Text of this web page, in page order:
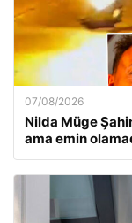
07/08/2026
Nilda Müge
ama emin